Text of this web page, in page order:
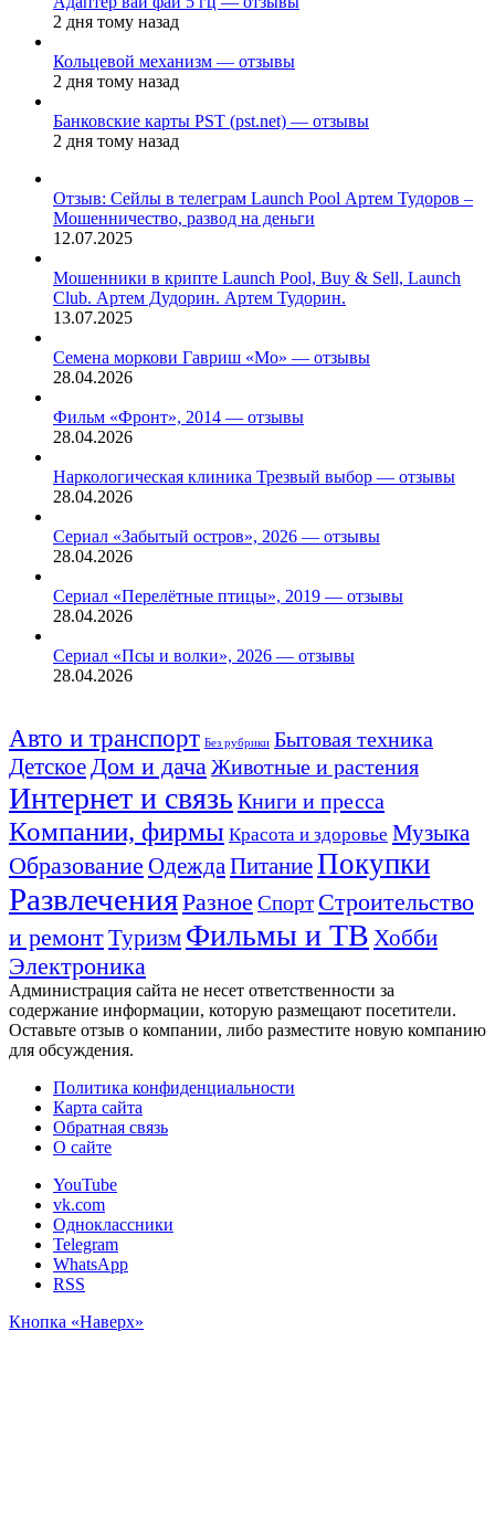
2 дня тому назад
Кольцевой механизм — отзывы
2 дня тому назад
Банковские карты PST (pst.net) — отзывы
2 дня тому назад
Отзыв: Сейлы в телеграм Launch Pool Артем Тудоров –
Мошенничество, развод на деньги
12.07.2025
Мошенники в крипте Launch Pool, Buy & Sell, Launch
Club. Артем Дудорин. Артем Тудорин.
13.07.2025
Семена моркови Гавриш «Мо» — отзывы
28.04.2026
Фильм «Фронт», 2014 — отзывы
28.04.2026
Наркологическая клиника Трезвый выбор — отзывы
28.04.2026
Сериал «Забытый остров», 2026 — отзывы
28.04.2026
Сериал «Перелётные птицы», 2019 — отзывы
28.04.2026
Сериал «Псы и волки», 2026 — отзывы
28.04.2026
Авто и транспорт Без рубрики Бытовая техника
Детское Дом и дача Животные и растения
Интернет и связь Книги и пресса
Компании, фирмы Красота и здоровье Музыка
Образование Одежда ПитаниеПокупки
РазвлеченияРазное Спорт Строительство
и ремонтТуризм Фильмы и ТВ Хобби
Электроника
Администрация сайта не несет ответственности за
содержание информации, которую размещают посетители.
Оставьте отзыв о компании, либо разместите новую компанию
для обсуждения.
Политика конфиденциальности
Карта сайта
Обратная связь
О сайте
YouTube
vk.com
Одноклассники
Telegram
WhatsApp
RSS
Кнопка «Наверх»